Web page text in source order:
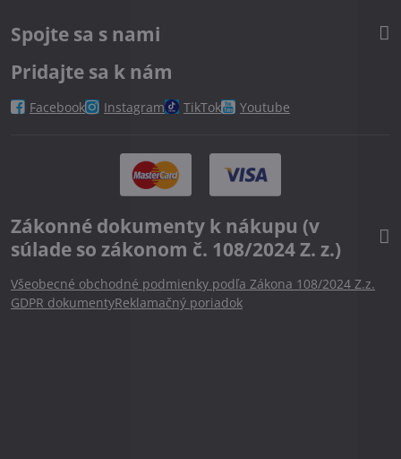
Spojte sa s nami
Pridajte sa k nám
Facebook Instagram TikTok Youtube
Zákonné dokumenty k nákupu (v
súlade so zákonom č. 108/2024 Z. z.)
Všeobecné obchodné podmienky podľa Zákona 108/2024 Z.z.
GDPR dokumentyReklamačný poriadok